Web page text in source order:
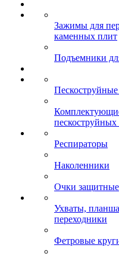
Зажимы для
каменных плит
Подъемники
Респираторы
Наколенники
Очки защитные
Ухваты,
переходники
Фетровые